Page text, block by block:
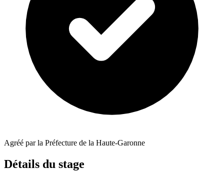
Agréé par la Préfecture de la Haute-Garonne
Détails du stage